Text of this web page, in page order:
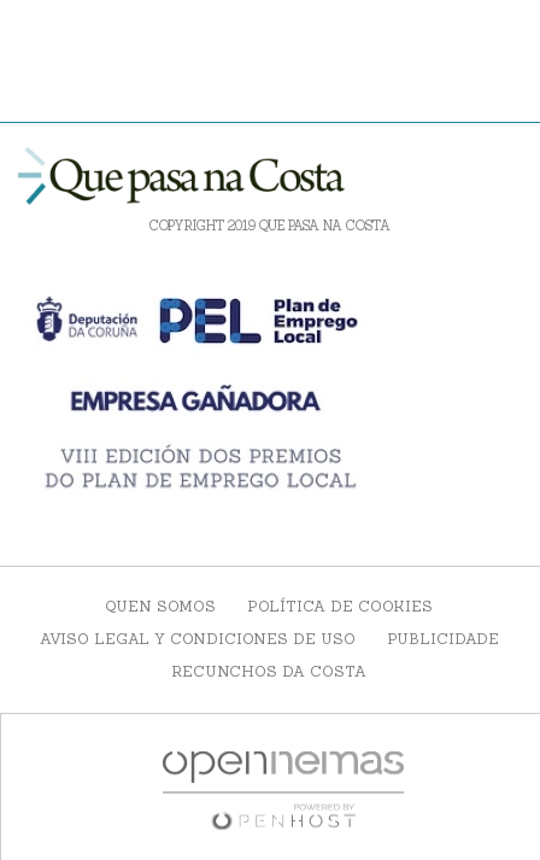
COPYRIGHT 2019 QUE PASA NA COSTA
QUEN SOMOS
POLÍTICA DE COOKIES
AVISO LEGAL Y CONDICIONES DE USO
PUBLICIDADE
RECUNCHOS DA COSTA